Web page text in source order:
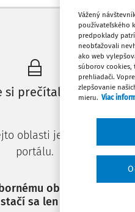
Máte
si prečítali len
oblasti je dostupný
portálu.
obsahu a získajte
sa len zaregistrovať.
Vážený
používateľského
predpoklady
neobťažovali
ako web
súborov cookies,
prehliadači.
zlepšovanie
mieru. Viac